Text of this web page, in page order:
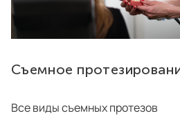
Съемное
Все виды съемных протезов